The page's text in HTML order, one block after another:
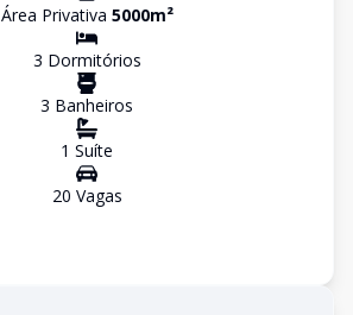
Área Privativa 5000m²
3 Dormitórios
3 Banheiros
1 Suíte
20 Vagas